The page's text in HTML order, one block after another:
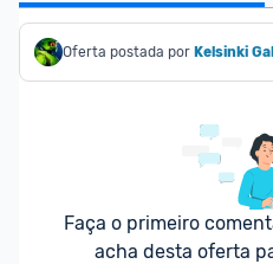
Oferta postada por Kelsinki
Faça o primeiro
acha desta oferta